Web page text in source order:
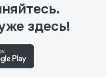
здесь!